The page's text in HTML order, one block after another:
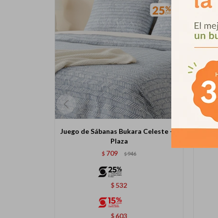
Juego de Sábanas Bukara Celeste - 1
Plaza
$ 709 $946
$ 532
$ 603